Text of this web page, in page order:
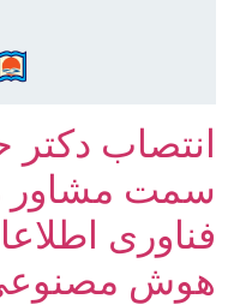
انتصاب دکتر
سمت مشاور
فناوری
هوش